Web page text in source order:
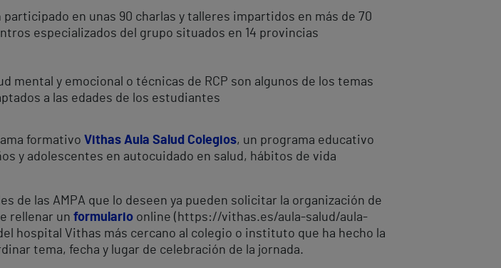
en unas 90 charlas y talleres impartidos en más de 70
especializados del grupo situados en 14 provincias
mental y emocional o técnicas de RCP son algunos de los temas
a las edades de los estudiantes
formativo Vithas Aula Salud Colegios, un programa educativo
y adolescentes en autocuidado en salud, hábitos de vida
de las AMPA que lo deseen ya pueden solicitar la organización de
rellenar un formulario online (https://vithas.es/aula-salud/aula-
hospital Vithas más cercano al colegio o instituto que ha hecho la
tema, fecha y lugar de celebración de la jornada.